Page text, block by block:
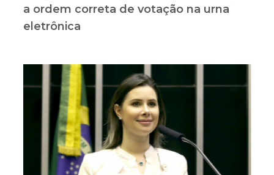
a ordem correta de votação na urna
eletrônica